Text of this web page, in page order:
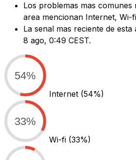
Los problemas mas comunes
area mencionan Internet, Wi-
La senal mas reciente de esta
8 ago, 0:49 CEST.
54%
Internet (54%)
33%
Wi-fi (33%)